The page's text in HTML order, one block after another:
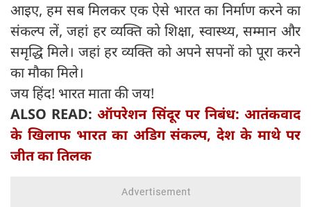
आइए, हम सब मिलकर एक ऐसे भारत का निर्माण करने का
संकल्प लें, जहां हर व्यक्ति को शिक्षा, स्वास्थ्य, सम्मान और
समृद्धि मिले। जहां हर व्यक्ति को अपने सपनों को पूरा करने
का मौका मिले।
जय हिंद! भारत माता की जय!
ALSO READ:ऑपरेशन सिंदूर पर निबंध: आतंकवाद
के खिलाफ भारत का अडिग संकल्प, देश के माथे पर
जीत का तिलक